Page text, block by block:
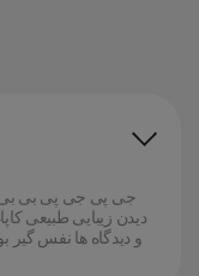
جی پی جی پی بی
دیدن زیبایی طبیعی
و دیدگاه ها نفس گیر